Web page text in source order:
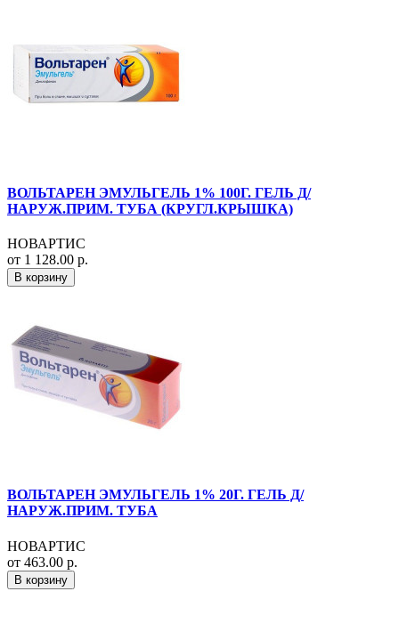
ВОЛЬТАРЕН ЭМУЛЬГЕЛЬ 1% 100Г. ГЕЛЬ Д/
НАРУЖ.ПРИМ. ТУБА (КРУГЛ.КРЫШКА)
НОВАРТИС
от 1 128.00 р.
В корзину
ВОЛЬТАРЕН ЭМУЛЬГЕЛЬ 1% 20Г. ГЕЛЬ Д/
НАРУЖ.ПРИМ. ТУБА
НОВАРТИС
от 463.00 р.
В корзину